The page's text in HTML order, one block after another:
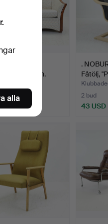
Andersson.
.
Fåtölj,
2 bud
43 USD
alla